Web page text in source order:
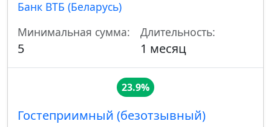
Банк ВТБ (Беларусь)
Минимальная сумма:
5
Длительность:
1 месяц
23.9%
Гостеприимный (безотзывный)